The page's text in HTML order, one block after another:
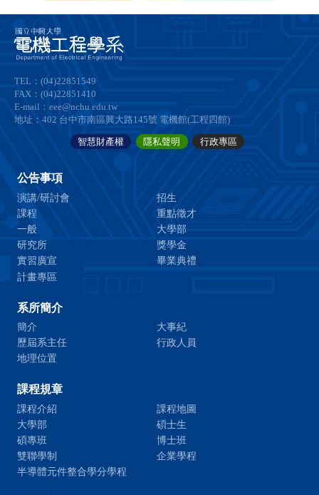
TEL：(04)22851549
FAX：(04)22851410
E-mail：eee@nchu.edu.tw
地址：402 台中市南區興大路145號 電機館(工程四館)
智慧財產權 隱私聲明 行政專區
公告事項
演講/研討會
招生
課程
重點徵才
一般
大學部
研究所
獎學金
實習廣宣
畢業典禮
計畫專區
系所簡介
簡介
大事紀
歷屆系主任
行政人員
地理位置
課程規章
課程介紹
課程地圖
大學部
碩士生
碩專班
博士班
雙聯學制
企業學程
半導體元件整合學分學程